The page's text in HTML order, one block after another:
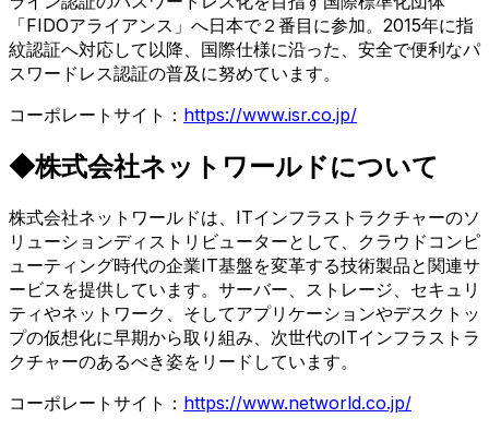
「FIDOアライアンス」へ日本で２番目に参加。2015年に指
紋認証へ対応して以降、国際仕様に沿った、安全で便利なパ
スワードレス認証の普及に努めています。
コーポレートサイト： https://www.isr.co.jp/
◆株式会社ネットワールドについて
株式会社ネットワールドは、ITインフラストラクチャーのソ
リューションディストリビューターとして、クラウドコンピ
ューティング時代の企業IT基盤を変革する技術製品と関連サ
ービスを提供しています。サーバー、ストレージ、セキュリ
ティやネットワーク、そしてアプリケーションやデスクトッ
プの仮想化に早期から取り組み、次世代のITインフラストラ
クチャーのあるべき姿をリードしています。
コーポレートサイト： https://www.networld.co.jp/